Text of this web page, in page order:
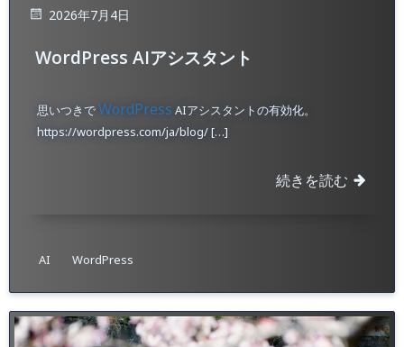
2026年7月4日
WordPress AIアシスタント
思いつきでWordPress AIアシスタントの有効化。
https://wordpress.com/ja/blog/ […]
続きを読む
AI WordPress